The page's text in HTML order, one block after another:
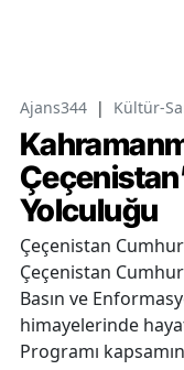
Ajans344 | Kültür-
Yolculuğu
Çeçenistan
Çeçenistan
Basın ve
himayelerinde
Programı